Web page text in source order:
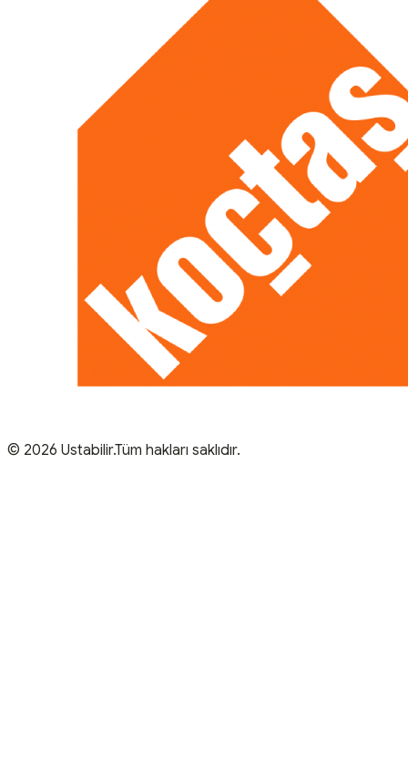
© 2026 Ustabilir.Tüm hakları saklıdır.